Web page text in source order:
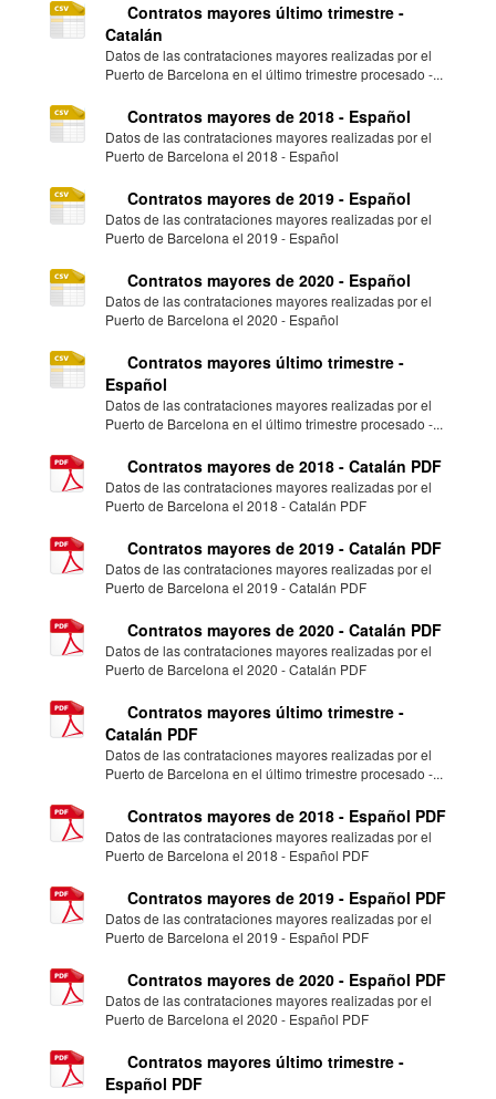
Contratos mayores último trimestre -
Catalán
Datos de las contrataciones mayores realizadas por el
Puerto de Barcelona en el último trimestre procesado -...
Contratos mayores de 2018 - Español
Datos de las contrataciones mayores realizadas por el
Puerto de Barcelona el 2018 - Español
Contratos mayores de 2019 - Español
Datos de las contrataciones mayores realizadas por el
Puerto de Barcelona el 2019 - Español
Contratos mayores de 2020 - Español
Datos de las contrataciones mayores realizadas por el
Puerto de Barcelona el 2020 - Español
Contratos mayores último trimestre -
Español
Datos de las contrataciones mayores realizadas por el
Puerto de Barcelona en el último trimestre procesado -...
Contratos mayores de 2018 - Catalán PDF
Datos de las contrataciones mayores realizadas por el
Puerto de Barcelona el 2018 - Catalán PDF
Contratos mayores de 2019 - Catalán PDF
Datos de las contrataciones mayores realizadas por el
Puerto de Barcelona el 2019 - Catalán PDF
Contratos mayores de 2020 - Catalán PDF
Datos de las contrataciones mayores realizadas por el
Puerto de Barcelona el 2020 - Catalán PDF
Contratos mayores último trimestre -
Catalán PDF
Datos de las contrataciones mayores realizadas por el
Puerto de Barcelona en el último trimestre procesado -...
Contratos mayores de 2018 - Español PDF
Datos de las contrataciones mayores realizadas por el
Puerto de Barcelona el 2018 - Español PDF
Contratos mayores de 2019 - Español PDF
Datos de las contrataciones mayores realizadas por el
Puerto de Barcelona el 2019 - Español PDF
Contratos mayores de 2020 - Español PDF
Datos de las contrataciones mayores realizadas por el
Puerto de Barcelona el 2020 - Español PDF
Contratos mayores último trimestre -
Español PDF